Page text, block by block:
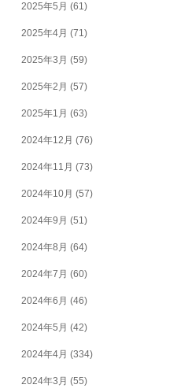
2025年5月 (61)
2025年4月 (71)
2025年3月 (59)
2025年2月 (57)
2025年1月 (63)
2024年12月 (76)
2024年11月 (73)
2024年10月 (57)
2024年9月 (51)
2024年8月 (64)
2024年7月 (60)
2024年6月 (46)
2024年5月 (42)
2024年4月 (334)
2024年3月 (55)